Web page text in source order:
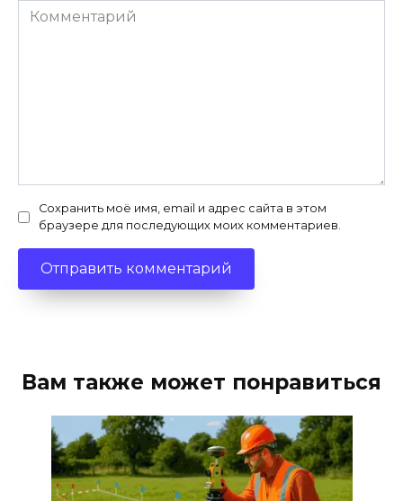
Комментарий
Сохранить моё имя, email и адрес сайта в этом
браузере для последующих моих комментариев.
Вам также может понравиться